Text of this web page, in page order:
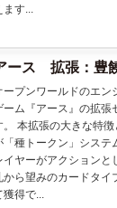
ます...
ース 拡張：豊
ープンワールドのエン
ーム『アース』の拡張
。 本拡張の大きな特
「種トークン」システ
イヤーがアクションと
から望みのカードタイ
獲得で...